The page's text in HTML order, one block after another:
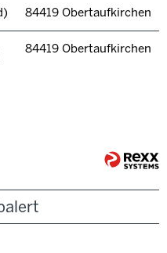
84419 Obertaufkirchen
84419 Obertaufkirchen